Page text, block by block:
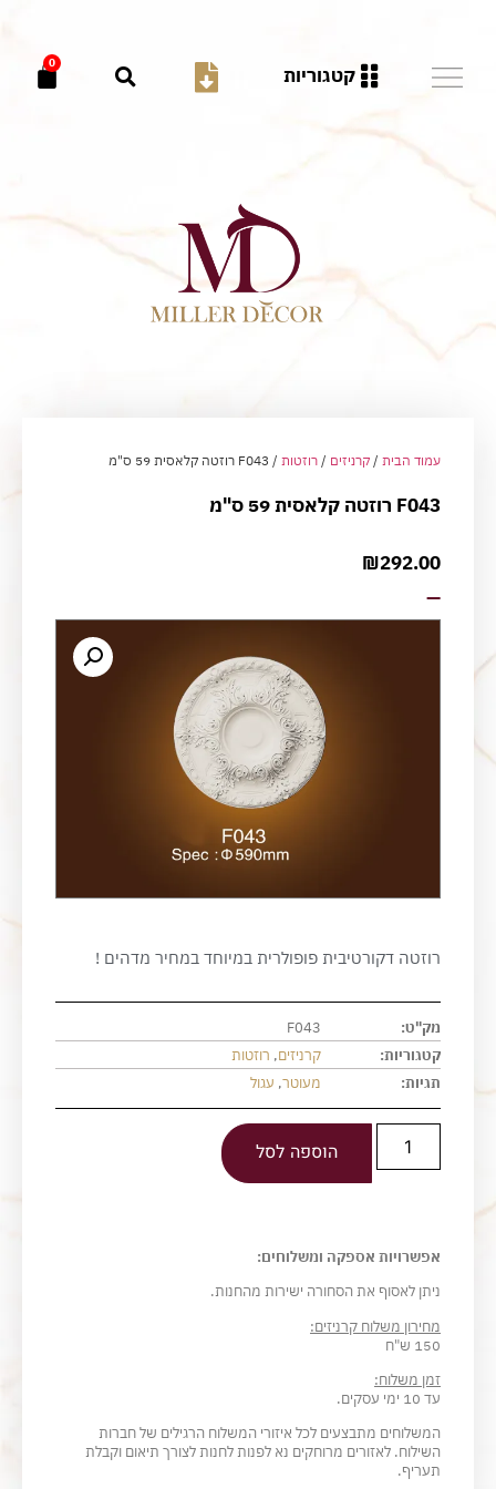
קטגוריות
0
עמוד הבית / קרניזים / רוזטות / F043 רוזטה קלאסית 59 ס"מ
F043 רוזטה קלאסית 59 ס"מ
₪292.00
—
רוזטה דקורטיבית פופולרית במיוחד במחיר מדהים !
מק"ט:
F043
קטגוריות:
קרניזים, רוזטות
תגיות:
מעוטר, עגול
הוספה לסל
אפשרויות אספקה ומשלוחים:
ניתן לאסוף את הסחורה ישירות מהחנות.
מחירון משלוח קרניזים:
150 ש"ח
זמן משלוח:
עד 10 ימי עסקים.
המשלוחים מתבצעים לכל איזורי המשלוח הרגילים של חברות
השילוח. לאזורים מרוחקים נא לפנות לחנות לצורך תיאום וקבלת
תעריף.